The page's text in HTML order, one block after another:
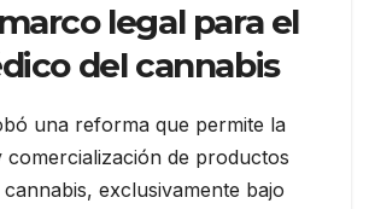
legal para el
del cannabis
una reforma que permite la
de productos
exclusivamente bajo